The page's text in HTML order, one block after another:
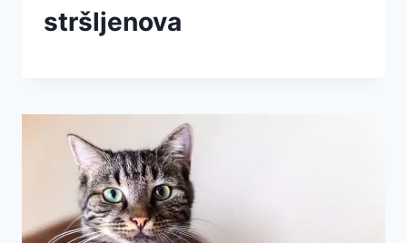
stršljenova